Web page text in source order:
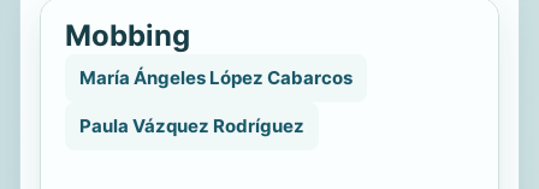
Mobbing
María Ángeles López Cabarcos
Paula Vázquez Rodríguez